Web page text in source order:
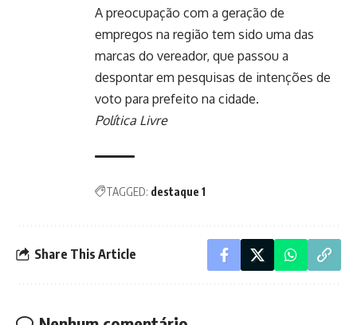
A preocupação com a geração de
empregos na região tem sido uma das
marcas do vereador, que passou a
despontar em pesquisas de intenções de
voto para prefeito na cidade.
Política Livre
TAGGED: destaque 1
Share This Article